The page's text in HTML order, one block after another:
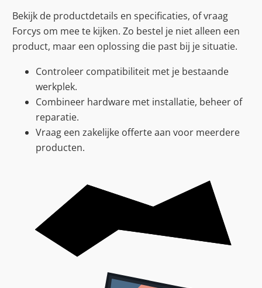
Bekijk de productdetails en specificaties, of vraag
Forcys om mee te kijken. Zo bestel je niet alleen een
product, maar een oplossing die past bij je situatie.
Controleer compatibiliteit met je bestaande
werkplek.
Combineer hardware met installatie, beheer of
reparatie.
Vraag een zakelijke offerte aan voor meerdere
producten.